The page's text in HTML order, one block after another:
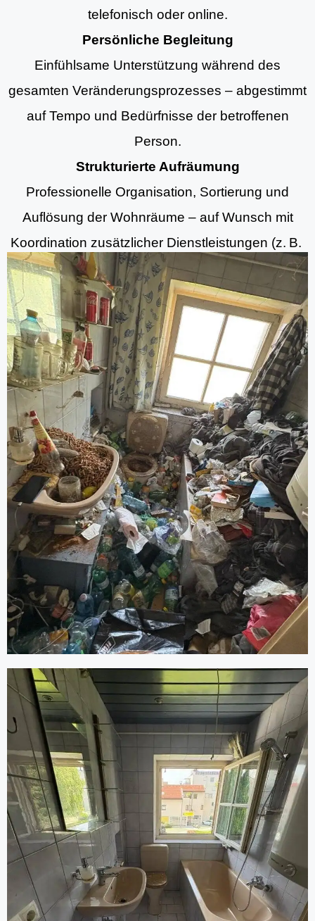
telefonisch oder online.
Persönliche Begleitung
Einfühlsame Unterstützung während des
gesamten Veränderungsprozesses – abgestimmt
auf Tempo und Bedürfnisse der betroffenen
Person.
Strukturierte Aufräumung
Professionelle Organisation, Sortierung und
Auflösung der Wohnräume – auf Wunsch mit
Koordination zusätzlicher Dienstleistungen (z. B.
Aufräumung, Entrümpelungsdiensten und
Grundreinigung).